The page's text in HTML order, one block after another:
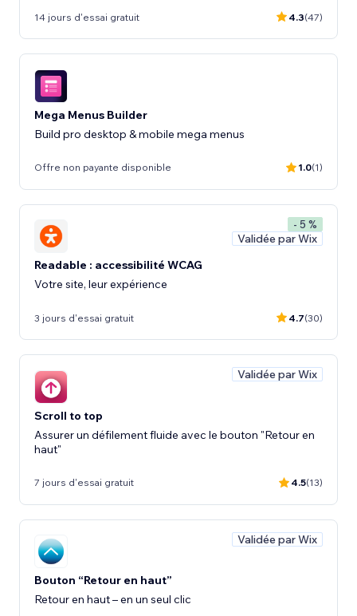
14 jours d'essai gratuit 4.3(47)
Mega Menus Builder
Build pro desktop & mobile mega menus
Offre non payante disponible 1.0(1)
- 5 %
Validée par Wix
Readable : accessibilité WCAG
Votre site, leur expérience
3 jours d'essai gratuit 4.7(30)
Validée par Wix
Scroll to top
Assurer un défilement fluide avec le bouton "Retour en
haut"
7 jours d'essai gratuit 4.5(13)
Validée par Wix
Bouton “Retour en haut”
Retour en haut – en un seul clic